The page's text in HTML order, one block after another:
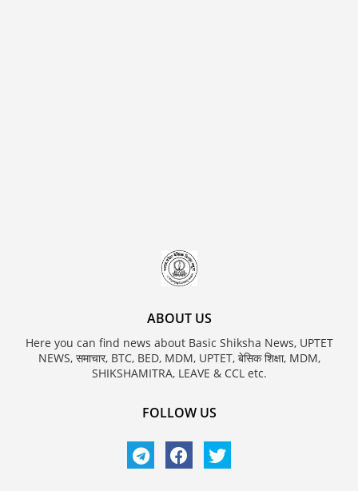
ABOUT US
Here you can find news about Basic Shiksha News, UPTET
NEWS, समाचार, BTC, BED, MDM, UPTET, बेसिक शिक्षा, MDM,
SHIKSHAMITRA, LEAVE & CCL etc.
FOLLOW US